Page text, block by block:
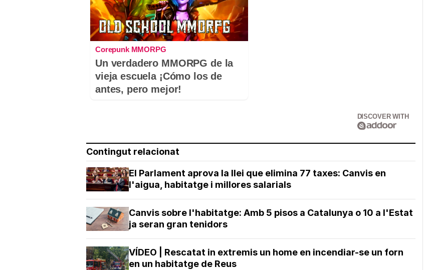
Corepunk MMORPG
Un verdadero MMORPG de la
vieja escuela ¡Cómo los de
antes, pero mejor!
DISCOVER WITH
Contingut relacionat
El Parlament aprova la llei que elimina 77 taxes: Canvis en
l'aigua, habitatge i millores salarials
Canvis sobre l'habitatge: Amb 5 pisos a Catalunya o 10 a l'Estat
ja seran gran tenidors
VÍDEO | Rescatat in extremis un home en incendiar-se un forn
en un habitatge de Reus